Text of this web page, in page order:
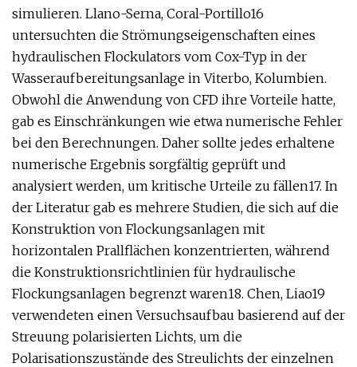
simulieren. Llano-Serna, Coral-Portillo16
untersuchten die Strömungseigenschaften eines
hydraulischen Flockulators vom Cox-Typ in der
Wasseraufbereitungsanlage in Viterbo, Kolumbien.
Obwohl die Anwendung von CFD ihre Vorteile hatte,
gab es Einschränkungen wie etwa numerische Fehler
bei den Berechnungen. Daher sollte jedes erhaltene
numerische Ergebnis sorgfältig geprüft und
analysiert werden, um kritische Urteile zu fällen17. In
der Literatur gab es mehrere Studien, die sich auf die
Konstruktion von Flockungsanlagen mit
horizontalen Prallflächen konzentrierten, während
die Konstruktionsrichtlinien für hydraulische
Flockungsanlagen begrenzt waren18. Chen, Liao19
verwendeten einen Versuchsaufbau basierend auf der
Streuung polarisierten Lichts, um die
Polarisationszustände des Streulichts der einzelnen